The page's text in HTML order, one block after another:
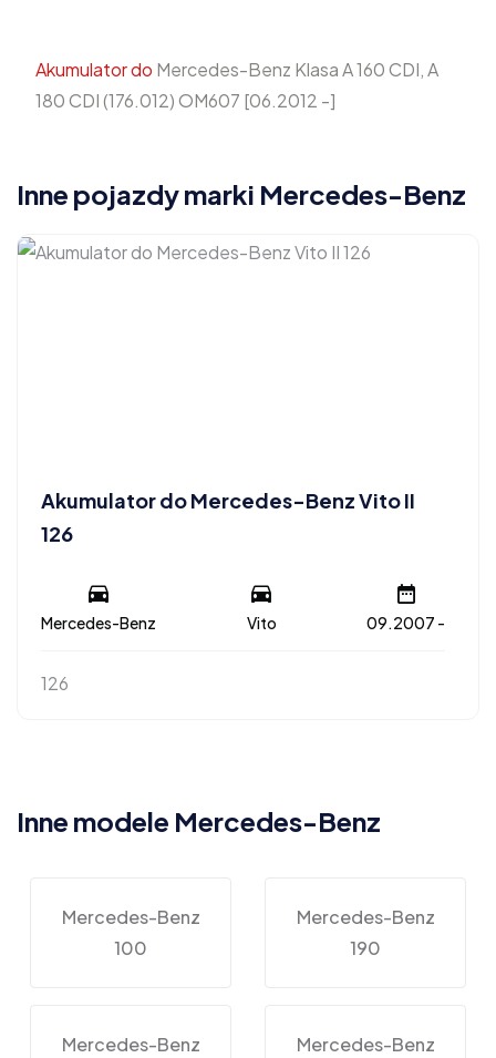
Akumulator do Mercedes-Benz Klasa A 160 CDI, A
180 CDI (176.012) OM607 [06.2012 -]
Inne pojazdy marki Mercedes-Benz
Akumulator do Mercedes-Benz Vito II
126
Mercedes-Benz Vito 09.2007 -
126
Inne modele Mercedes-Benz
Mercedes-Benz
100
Mercedes-Benz
190
Mercedes-Benz
Mercedes-Benz